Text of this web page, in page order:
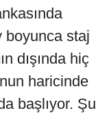
boyunca staj
dışında hiç
haricinde
başlıyor. Şu